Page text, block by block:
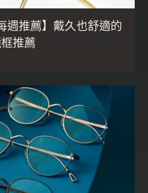
週推薦】戴久也舒適的
推薦